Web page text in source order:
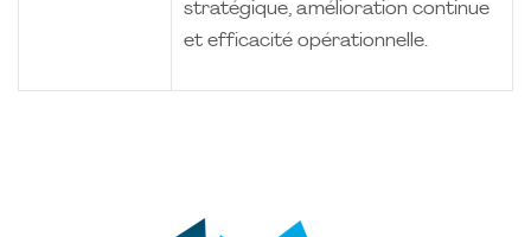
stratégique, amélioration continue
et efficacité opérationnelle.